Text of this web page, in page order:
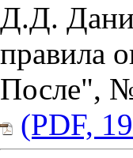
Д.Д.
правила
После",
(PDF,